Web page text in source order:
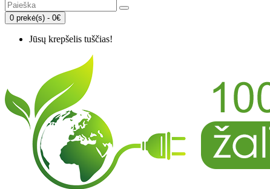
0 prekė(s) - 0€
Jūsų krepšelis tuščias!